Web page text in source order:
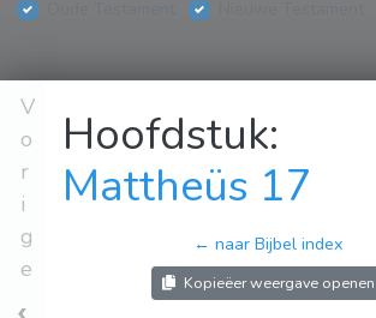
V
o
r
i
g
e
Hoofdstuk:
Mattheüs 17
← naar Bijbel index
Kopieëer weergave openen